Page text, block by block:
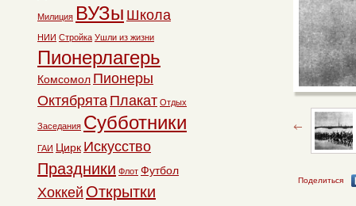
Поделиться
Милиция ВУЗы Школа
НИИ Стройка Ушли из жизни
Пионерлагерь
Комсомол Пионеры
Октябрята Плакат Отдых
Заседания Субботники
ГАИ Цирк Искусство
Праздники Флот Футбол
Хоккей Открытки